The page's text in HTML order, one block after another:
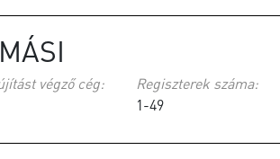
végző cég:
Regiszterek száma:
1-49